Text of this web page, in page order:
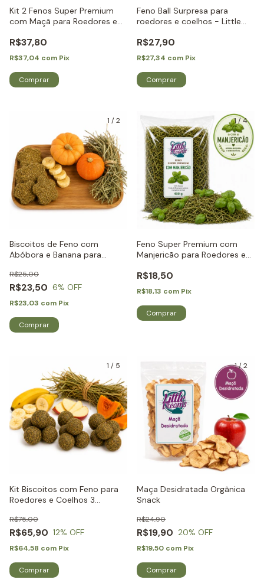
Kit 2 Fenos Super Premium
com Maçã para Roedores e
R$37,80
R$37,04 com Pix
Feno Ball Surpresa para
roedores e coelhos - Little
R$27,90
R$27,34 com Pix
1 /2
Biscoitos de Feno com
Abóbora e Banana para
Dreams
R$23,50
R$25,00
6% OFF
R$23,03 com Pix
1/4
Feno Super Premium com
Manjericão para Roedores e
R$18,50
R$18,13 com Pix
1 / 5
Kit Biscoitos com Feno para
Roedores e Coelhos 3
R$65,90
R$75,00
12% OFF
R$64,58 com Pix
1/2
Maça Desidratada Orgânica
Snack
R$19,90
R$24,90
20% OFF
R$19,50 com Pix